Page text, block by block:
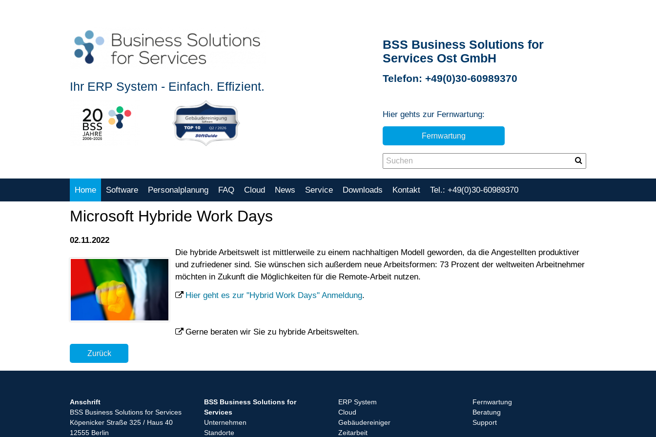
Ihr ERP System - Einfach. Effizient.
BSS Business Solutions for
Services Ost GmbH
Telefon: +49(0)30-60989370
Hier gehts zur Fernwartung:
Fernwartung
Home Software Personalplanung FAQ Cloud News Service Downloads Kontakt Tel.: +49(0)30-60989370
Microsoft Hybride Work Days
02.11.2022
Die hybride Arbeitswelt ist mittlerweile zu einem nachhaltigen Modell geworden, da die Angestellten produktiver
und zufriedener sind. Sie wünschen sich außerdem neue Arbeitsformen: 73 Prozent der weltweiten Arbeitnehmer
möchten in Zukunft die Möglichkeiten für die Remote-Arbeit nutzen.
Hier geht es zur "Hybrid Work Days" Anmeldung.
Gerne beraten wir Sie zu hybride Arbeitswelten.
Zurück
Anschrift
BSS Business Solutions for Services
Köpenicker Straße 325 / Haus 40
12555 Berlin
BSS Business Solutions for
Services
Unternehmen
Standorte
ERP System
Cloud
Gebäudereiniger
Zeitarbeit
Fernwartung
Beratung
Support